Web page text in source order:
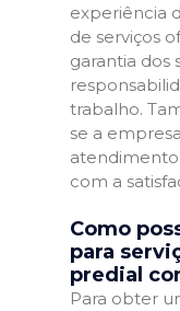
experiência
de serviços
garantia dos
trabalho.
se a
com a
Como
para
predial
Para obter